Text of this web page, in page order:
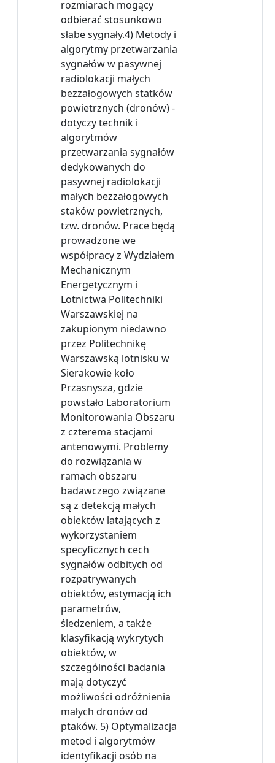
rozmiarach mogący
odbierać stosunkowo
słabe sygnały.4) Metody i
algorytmy przetwarzania
sygnałów w pasywnej
radiolokacji małych
bezzałogowych statków
powietrznych (dronów) -
dotyczy technik i
algorytmów
przetwarzania sygnałów
dedykowanych do
pasywnej radiolokacji
małych bezzałogowych
staków powietrznych,
tzw. dronów. Prace będą
prowadzone we
współpracy z Wydziałem
Mechanicznym
Energetycznym i
Lotnictwa Politechniki
Warszawskiej na
zakupionym niedawno
przez Politechnikę
Warszawską lotnisku w
Sierakowie koło
Przasnysza, gdzie
powstało Laboratorium
Monitorowania Obszaru
z czterema stacjami
antenowymi. Problemy
do rozwiązania w
ramach obszaru
badawczego związane
są z detekcją małych
obiektów latających z
wykorzystaniem
specyficznych cech
sygnałów odbitych od
rozpatrywanych
obiektów, estymacją ich
parametrów,
śledzeniem, a także
klasyfikacją wykrytych
obiektów, w
szczególności badania
mają dotyczyć
możliwości odróżnienia
małych dronów od
ptaków. 5) Optymalizacja
metod i algorytmów
identyfikacji osób na